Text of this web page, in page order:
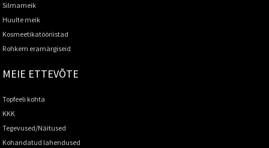
Silmameik
Huulte meik
Kosmeetikatööriistad
Rohkem eramärgiseid
MEIE ETTEVÕTE
Topfeeli kohta
KKK
Tegevused/Näitused
Kohandatud lahendused